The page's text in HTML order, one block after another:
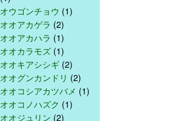
オウゴンチョウ (1)
オオアカゲラ (2)
オオアカハラ (1)
オオカラモズ (1)
オオキアシシギ (2)
オオグンカンドリ (2)
オオコシアカツバメ (1)
オオコノハズク (1)
オオジュリン (2)